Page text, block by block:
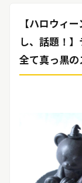
【ハロウィ
し、話題！】
全て真っ黒の